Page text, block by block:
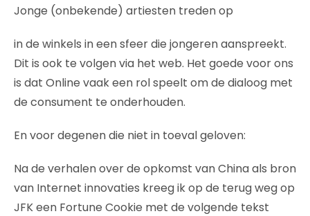
Jonge (onbekende) artiesten treden op
in de winkels in een sfeer die jongeren aanspreekt.
Dit is ook te volgen via het web. Het goede voor ons
is dat Online vaak een rol speelt om de dialoog met
de consument te onderhouden.
En voor degenen die niet in toeval geloven:
Na de verhalen over de opkomst van China als bron
van Internet innovaties kreeg ik op de terug weg op
JFK een Fortune Cookie met de volgende tekst